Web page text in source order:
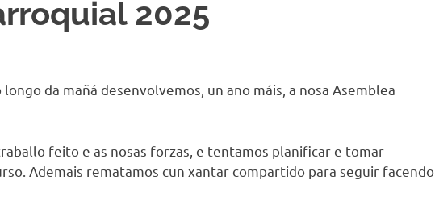
2025
longo da mañá desenvolvemos, un ano máis, a nosa Asemblea
feito e as nosas forzas, e tentamos planificar e tomar
Ademais rematamos cun xantar compartido para seguir facendo